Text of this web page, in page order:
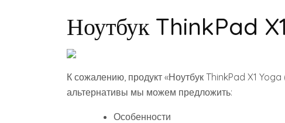
Ноутбук ThinkPad
К сожалению, продукт «Ноутбук ThinkPad X1
альтернативы мы можем предложить:
Особенности